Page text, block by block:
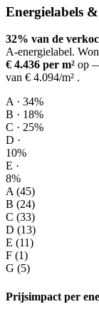
Energielabels
32% van de
A-energielabel.
€ 4.436 per m² op
van € 4.094/m² .
A · 34%
B · 18%
C · 25%
D ·
10%
E ·
8%
A (45)
B (24)
C (33)
D (13)
E (11)
F (1)
G (5)
Prijsimpact per